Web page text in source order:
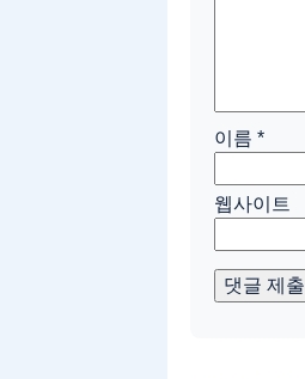
이름 *
웹사이트
댓글 제출